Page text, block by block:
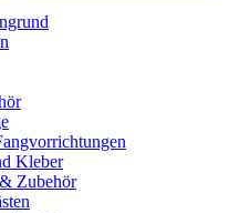
Kleber
Zubehör